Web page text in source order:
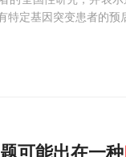
定基因突变患者的预
可能出在一种